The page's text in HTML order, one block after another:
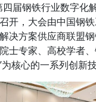
四届钢铁行业数字化
开，大会由中国钢
决方案供应商联盟
士专家、高校学者
为核心的一系列创新